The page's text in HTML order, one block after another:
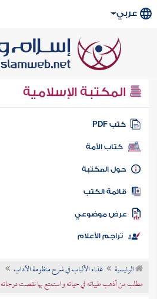
عربي
المكتبة الإسلامية
كتب PDF
كتاب الأمة
المكتبة
الكتب
موضوعي
تراجم الأعلام
الرئيسية
غذاء الألباب في شرح منظومة الآداب
مطلب من أذهب طيباته في حياته واستمتع بها نقصت درجاته